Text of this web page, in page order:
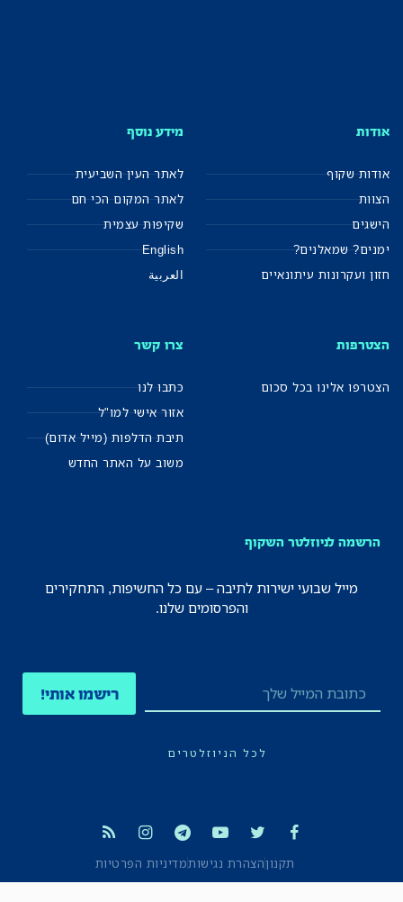
אודות
אודות שקוף
הצוות
הישגים
ימנים? שמאלנים?
חזון ועקרונות עיתונאיים
מידע נוסף
לאתר העין השביעית
לאתר המקום הכי חם
שקיפות עצמית
English
العربية
הצטרפות
הצטרפו אלינו בכל סכום
צרו קשר
כתבו לנו
אזור אישי למו"ל
תיבת הדלפות (מייל אדום)
משוב על האתר החדש
הרשמה לניוזלטר השקוף
מייל שבועי ישירות לתיבה – עם כל החשיפות, התחקירים
והפרסומים שלנו.
רישמו אותי!
לכל הניוזלטרים
תקנוןהצהרת נגישותמדיניות הפרטיות